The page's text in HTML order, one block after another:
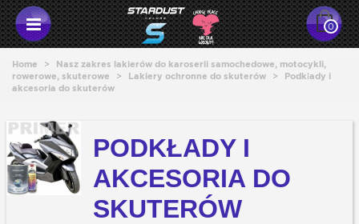
0
Home >
Nasz zakres lakierów do karoserii samochedowe, motocykli,
rowerowe, skuterowe
> Lakiery ochronne do skuterów >
Podkłady i
akcesoria do skuterów
PODKŁADY I
AKCESORIA DO
SKUTERÓW